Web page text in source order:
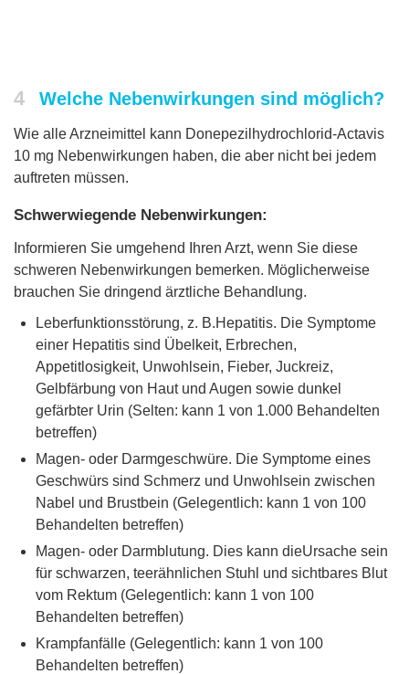
4 Welche Nebenwirkungen sind möglich?
Wie alle Arzneimittel kann Donepezilhydrochlorid-Actavis
10 mg Nebenwirkungen haben, die aber nicht bei jedem
auftreten müssen.
Schwerwiegende Nebenwirkungen:
Informieren Sie umgehend Ihren Arzt, wenn Sie diese
schweren Nebenwirkungen bemerken. Möglicherweise
brauchen Sie dringend ärztliche Behandlung.
Leberfunktionsstörung, z. B.Hepatitis. Die Symptome
einer Hepatitis sind Übelkeit, Erbrechen,
Appetitlosigkeit, Unwohlsein, Fieber, Juckreiz,
Gelbfärbung von Haut und Augen sowie dunkel
gefärbter Urin (Selten: kann 1 von 1.000 Behandelten
betreffen)
Magen- oder Darmgeschwüre. Die Symptome eines
Geschwürs sind Schmerz und Unwohlsein zwischen
Nabel und Brustbein (Gelegentlich: kann 1 von 100
Behandelten betreffen)
Magen- oder Darmblutung. Dies kann dieUrsache sein
für schwarzen, teerähnlichen Stuhl und sichtbares Blut
vom Rektum (Gelegentlich: kann 1 von 100
Behandelten betreffen)
Krampfanfälle (Gelegentlich: kann 1 von 100
Behandelten betreffen)